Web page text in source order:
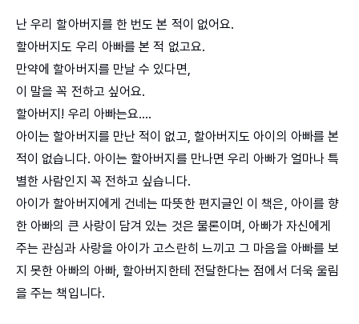
난 우리 할아버지를 한 번도 본 적이 없어요.
할아버지도 우리 아빠를 본 적 없고요.
만약에 할아버지를 만날 수 있다면,
이 말을 꼭 전하고 싶어요.
할아버지! 우리 아빠는요….
아이는 할아버지를 만난 적이 없고, 할아버지도 아이의 아빠를 본
적이 없습니다. 아이는 할아버지를 만나면 우리 아빠가 얼마나 특
별한 사람인지 꼭 전하고 싶습니다.
아이가 할아버지에게 건네는 따뜻한 편지글인 이 책은, 아이를 향
한 아빠의 큰 사랑이 담겨 있는 것은 물론이며, 아빠가 자신에게
주는 관심과 사랑을 아이가 고스란히 느끼고 그 마음을 아빠를 보
지 못한 아빠의 아빠, 할아버지한테 전달한다는 점에서 더욱 울림
을 주는 책입니다.